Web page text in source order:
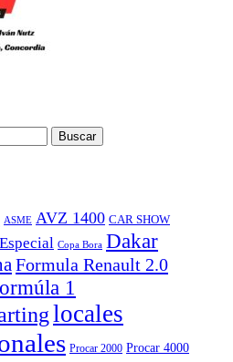
ASME AVZ 1400 CAR SHOW
Copa Bora Dakar
Formula Renault 2.0
1
locales
Procar 2000 Procar 4000